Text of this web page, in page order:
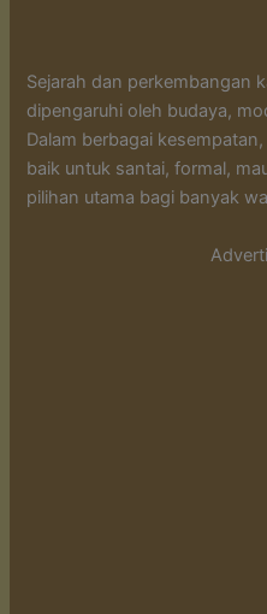
Sejarah dan perkembangan
dipengaruhi oleh budaya,
Dalam berbagai
baik untuk santai, formal,
pilihan utama bagi banyak